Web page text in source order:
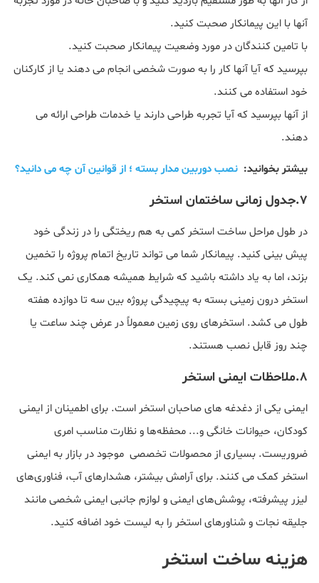
آنها با این پیمانکار صحبت کنید.
با تامین کنندگان در مورد وضعیت پیمانکار صحبت کنید.
بپرسید که آیا آنها کار را به صورت شخصی انجام می دهند یا از کارکنان
خود استفاده می کنند.
از آنها بپرسید که آیا تجربه طراحی دارند یا خدمات طراحی ارائه می
دهند.
بیشتر بخوانید: نصب دوربین مدار بسته ؛ از قوانین آن چه می دانید؟
۷.جدول زمانی ساختمان استخر
در طول مراحل ساخت استخر کمی به هم ریختگی را در زندگی خود
پیش بینی کنید. پیمانکار شما می تواند تاریخ اتمام پروژه را تخمین
بزند، اما به یاد داشته باشید که شرایط همیشه همکاری نمی کند. یک
استخر درون زمینی بسته به پیچیدگی پروژه بین سه تا دوازده هفته
طول می کشد. استخرهای روی زمین معمولاً در عرض چند ساعت یا
چند روز قابل نصب هستند.
۸.ملاحظات ایمنی استخر
ایمنی یکی از دغدغه های صاحبان استخر است. برای اطمینان از ایمنی
کودکان، حیوانات خانگی و... محفظه‌ها و نظارت مناسب امری
ضروریست. بسیاری از محصولات تخصصی موجود در بازار به ایمنی
استخر کمک می کنند. برای آرامش بیشتر، هشدارهای آب، فناوری‌های
لیزر پیشرفته، پوشش‌های ایمنی و لوازم جانبی ایمنی شخصی مانند
جلیقه نجات و شناورهای استخر را به لیست خود اضافه کنید.
هزینه ساخت استخر